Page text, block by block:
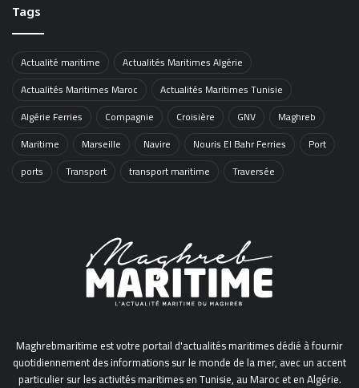
Tags
Actualité maritime
Actualités Maritimes Algérie
Actualités Maritimes Maroc
Actualités Maritimes Tunisie
Algérie Ferries
Compagnie Croisière GNV
Maghreb
Maritime
Marseille Navire Nouris El Bahr Ferries
Port
ports
Transport transport maritime Traversée
Maghrebmaritime est votre portail d'actualités maritimes dédié à fournir
quotidiennement des informations sur le monde de la mer, avec un accent
particulier sur les activités maritimes en Tunisie, au Maroc et en Algérie.